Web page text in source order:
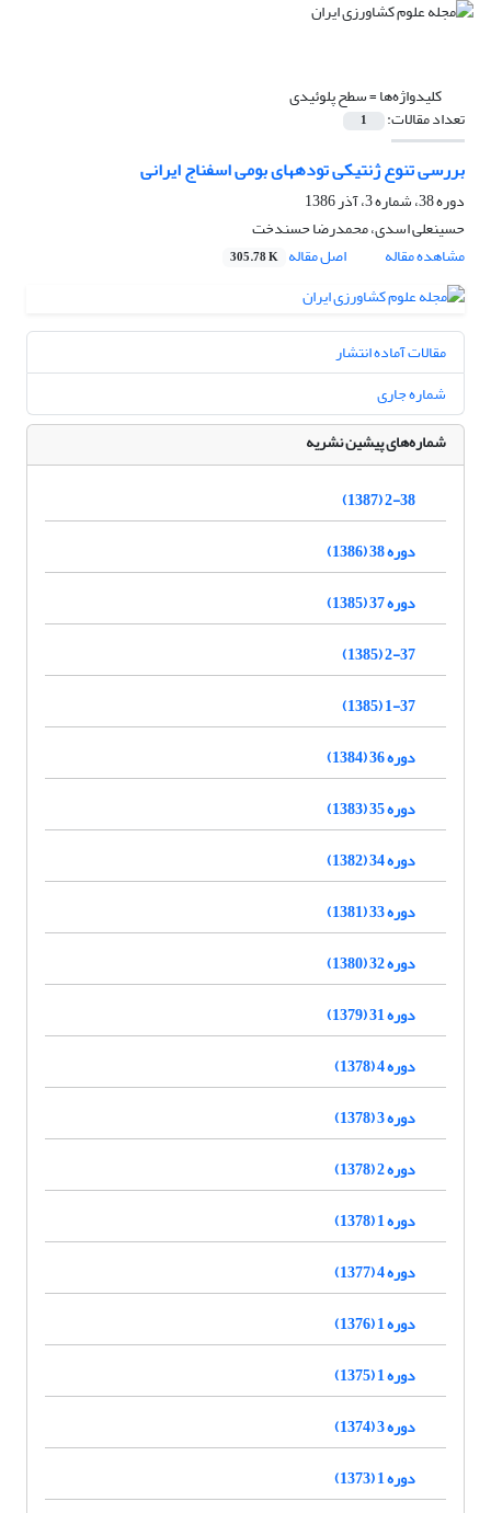
کلیدواژه‌ها =سطح پلوئیدی
تعداد مقالات: 1
بررسی تنوع ژنتیکی تودههای بومی اسفناج ایرانی
دوره 38، شماره 3، آذر 1386
حسینعلی اسدی، محمدرضا حسندخت
مشاهده مقاله
اصل مقاله 305.78 K
مقالات آماده انتشار
شماره جاری
شماره‌های پیشین نشریه
2-38 (1387)
دوره 38 (1386)
دوره 37 (1385)
2-37 (1385)
1-37 (1385)
دوره 36 (1384)
دوره 35 (1383)
دوره 34 (1382)
دوره 33 (1381)
دوره 32 (1380)
دوره 31 (1379)
دوره 4 (1378)
دوره 3 (1378)
دوره 2 (1378)
دوره 1 (1378)
دوره 4 (1377)
دوره 1 (1376)
دوره 1 (1375)
دوره 3 (1374)
دوره 1 (1373)